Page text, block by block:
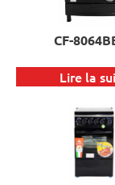
CF-
Lire la